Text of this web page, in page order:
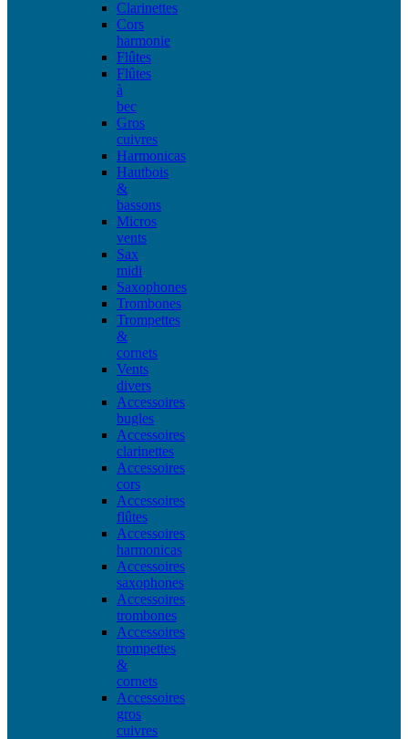
Clarinettes
Cors
harmonie
Flûtes
Flûtes
à
bec
Gros
cuivres
Harmonicas
Hautbois
&
bassons
Micros
vents
Sax
midi
Saxophones
Trombones
Trompettes
&
cornets
Vents
divers
Accessoires
bugles
Accessoires
clarinettes
Accessoires
cors
Accessoires
flûtes
Accessoires
harmonicas
Accessoires
saxophones
Accessoires
trombones
Accessoires
trompettes
&
cornets
Accessoires
gros
cuivres